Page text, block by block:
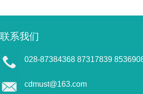
联系我们
028-87384368 87317839
cdmust@163.com